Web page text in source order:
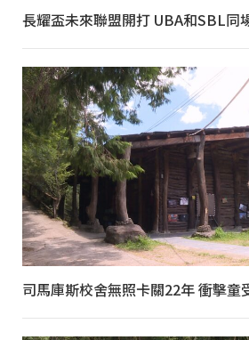
長耀盃未來聯盟開打 UBA和SBL同
司馬庫斯校舍無照卡關22年 衝擊童